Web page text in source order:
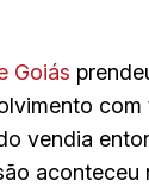
Goiás
vendia
aconteceu